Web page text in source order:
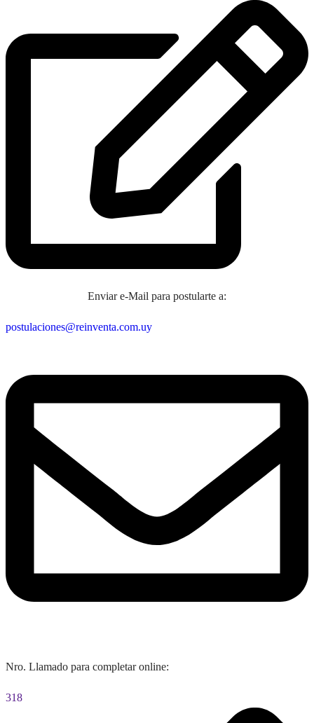
Enviar e-Mail para postularte a:
postulaciones@reinventa.com.uy
Nro. Llamado para completar online:
318